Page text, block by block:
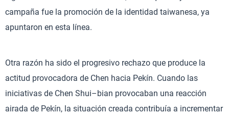
campaña fue la promoción de la identidad taiwanesa, ya
apuntaron en esta línea.
Otra razón ha sido el progresivo rechazo que produce la
actitud provocadora de Chen hacia Pekín. Cuando las
iniciativas de Chen Shui–bian provocaban una reacción
airada de Pekín, la situación creada contribuía a incrementar